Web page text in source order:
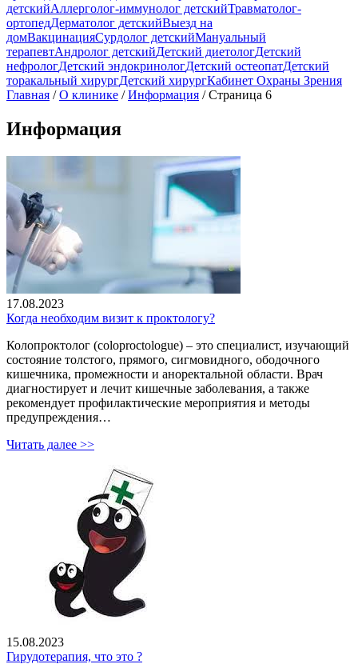
детскийАллерголог-иммунолог детскийТравматолог-
ортопедДерматолог детскийВыезд на
домВакцинацияСурдолог детскийМануальный
терапевтАндролог детскийДетский диетологДетский
нефрологДетский эндокринологДетский остеопатДетский
торакальный хирургДетский хирургКабинет Охраны Зрения
Главная /О клинике /Информация /Страница 6
Информация
17.08.2023
Когда необходим визит к проктологу?
Колопроктолог (coloproctologue) – это специалист, изучающий
состояние толстого, прямого, сигмовидного, ободочного
кишечника, промежности и аноректальной области. Врач
диагностирует и лечит кишечные заболевания, а также
рекомендует профилактические мероприятия и методы
предупреждения…
Читать далее >>
15.08.2023
Гирудотерапия, что это ?